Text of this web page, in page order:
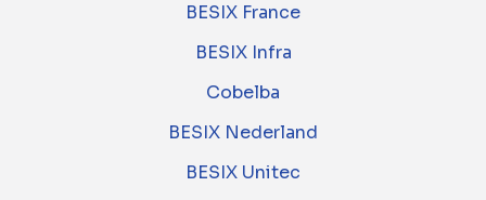
BESIX France
BESIX Infra
Cobelba
BESIX Nederland
BESIX Unitec